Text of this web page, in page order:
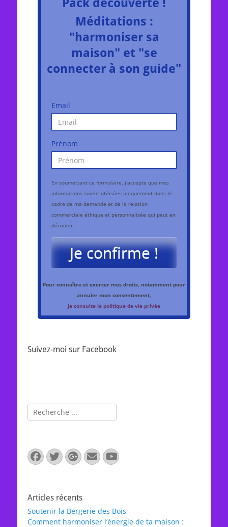
Pack découverte !
Méditations :
"harmoniser sa
maison" et "se
connecter à son guide"
Email
Prénom
En soumettant ce formulaire, j'accepte que mes
informations soient utilisées uniquement dans le
cadre de ma demande et de la relation
commerciale éthique et personnalisée qui peut en
découler.
Je confirme !
Pour connaître et exercer mes droits, notamment pour
annuler mon consentement,
je consulte la politique de vie privée
Suivez-moi sur Facebook
Rechercher :
Facebook
Twitter
Googleplus
E-
mail
YouTube
Articles récents
Soutenir la Bergerie des Bois
Comment harmoniser l’énergie de ta maison :